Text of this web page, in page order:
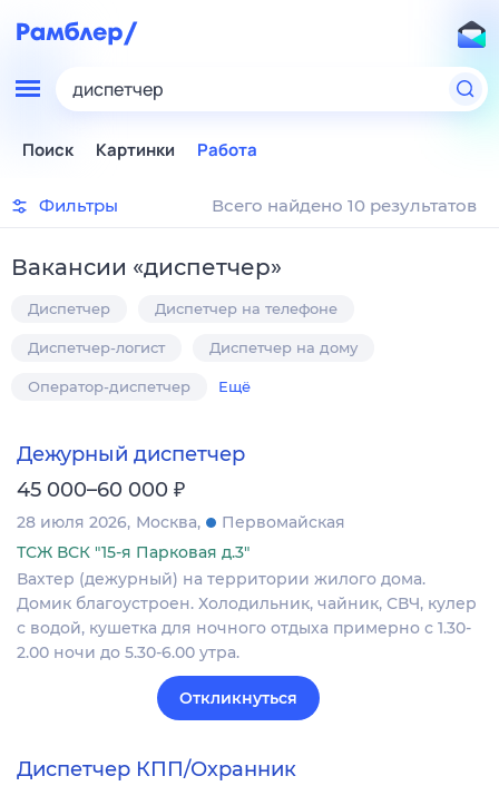
диспетчер
Поиск Картинки Работа
Фильтры Всего найдено 10 результатов
Вакансии «диспетчер»
Диспетчер Диспетчер на телефоне
Диспетчер-логист Диспетчер на дому
Оператор-диспетчер Ещё
Дежурный диспетчер
45 000–60 000 ₽
28 июля 2026 Москва
Первомайская
ТСЖ ВСК "15-я Парковая д.3"
Вахтер (дежурный) на территории жилого дома.
Домик благоустроен. Холодильник, чайник, СВЧ, кулер
с водой, кушетка для ночного отдыха примерно с 1.30-
2.00 ночи до 5.30-6.00 утра.
Откликнуться
Диспетчер КПП/Охранник